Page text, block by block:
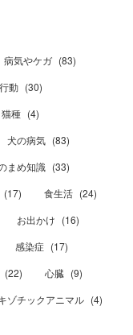
病気やケガ (83)
動 (30)
猫種 (4)
犬の病気 (83)
まめ知識 (33)
(17) 食生活 (24)
お出かけ (16)
感染症 (17)
(22) 心臓 (9)
ゾチックアニマル (4)